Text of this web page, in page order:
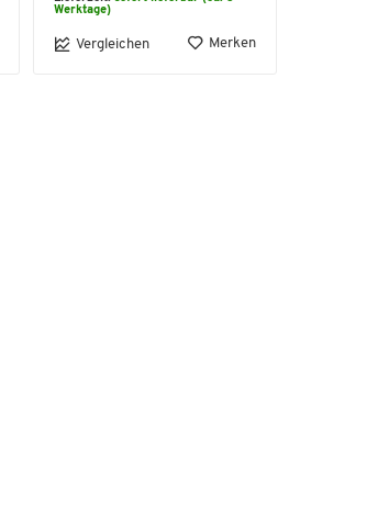
Werktage)
Vergleichen Merken